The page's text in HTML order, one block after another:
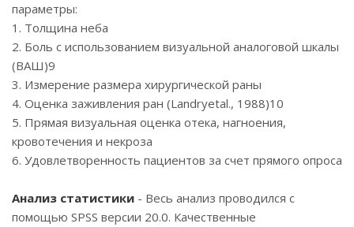
параметры:
1. Толщина неба
2. Боль с использованием визуальной аналоговой шкалы
(ВАШ)9
3. Измерение размера хирургической раны
4. Оценка заживления ран (Landryetal., 1988)10
5. Прямая визуальная оценка отека, нагноения,
кровотечения и некроза
6. Удовлетворенность пациентов за счет прямого опроса
Анализ статистики - Весь анализ проводился с
помощью SPSS версии 20.0. Качественные